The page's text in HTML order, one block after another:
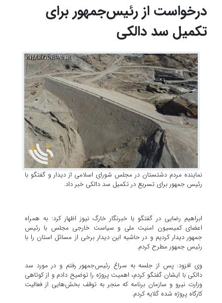
هشدار سطح نارنجی در استان بوشهر صادر شد
درخواست از رئیس‌جمهور برای
تکمیل سد دالکی
نماینده مردم دشتستان در مجلس شورای اسلامی از دیدار و گفتگو با
رئیس جمهور برای تسریع در تکمیل سد دالکی خبر داد.
ابراهیم رضایی در گفتگو با خبرنگار خارگ نیوز اظهار کرد: به همراه
اعضای کمیسیون امنیت ملی و سیاست خارجی مجلس با رئیس
جمهور دیدار کردیم و در حاشیه این دیدار برخی از مسائل استان را با
رئیس جمهور مطرح کردم.
وی افزود: پس از جلسه به سراغ رئیس‌جمهور رفتم و در مورد سد
دالکی با ایشان گفتگو کردم، اهمیت پروژه را توضیح دادم و از کوتاهی
وزارت نیرو و سازمان برنامه که منجر به توقف بخش‌هایی از فعالیت
کارگاه پروژه شده گلایه کردم.